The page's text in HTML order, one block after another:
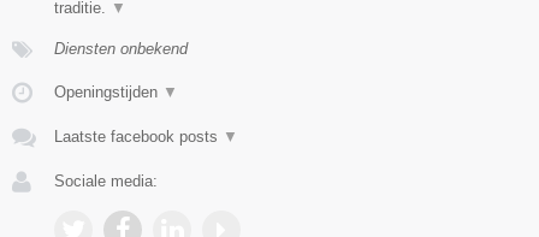
traditie. ▼
Diensten onbekend
Openingstijden ▼
Laatste facebook posts ▼
Sociale media: